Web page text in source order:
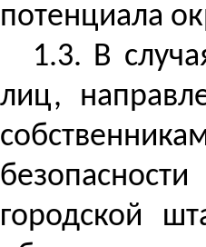
потенциала
1.3. В
лиц,
городской